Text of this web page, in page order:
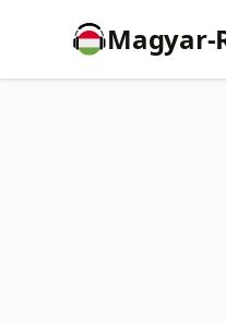
Magyar-